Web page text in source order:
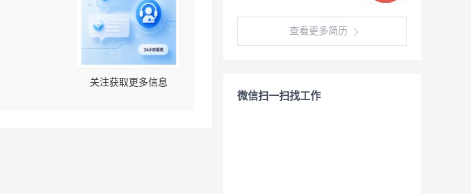
关注获取更多信息
查看更多简历
微信扫一扫找工作